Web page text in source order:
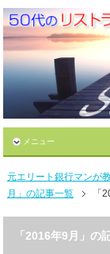
メニュー
元エリート銀行マンが
月」の記事一覧
「
「2016年9月」の